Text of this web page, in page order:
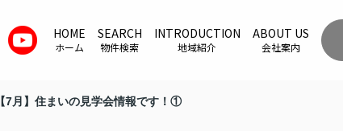
HOME
ホーム
SEARCH
物件検索
INTRODUCTION
地域紹介
ABOUT US
会社案内
【7月】住まいの見学会情報です！①